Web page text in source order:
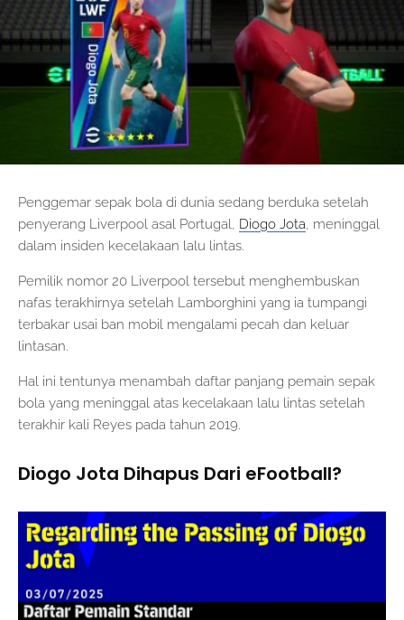
Penggemar sepak bola di dunia sedang berduka setelah
penyerang Liverpool asal Portugal, Diogo Jota, meninggal
dalam insiden kecelakaan lalu lintas.
Pemilik nomor 20 Liverpool tersebut menghembuskan
nafas terakhirnya setelah Lamborghini yang ia tumpangi
terbakar usai ban mobil mengalami pecah dan keluar
lintasan.
Hal ini tentunya menambah daftar panjang pemain sepak
bola yang meninggal atas kecelakaan lalu lintas setelah
terakhir kali Reyes pada tahun 2019.
Diogo Jota Dihapus Dari eFootball?